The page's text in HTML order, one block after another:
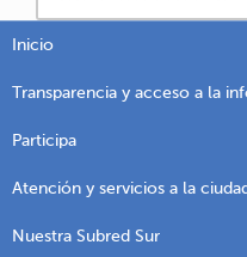
Inicio
Transparencia y acceso a la
Participa
Atención y servicios a la
Nuestra Subred Sur